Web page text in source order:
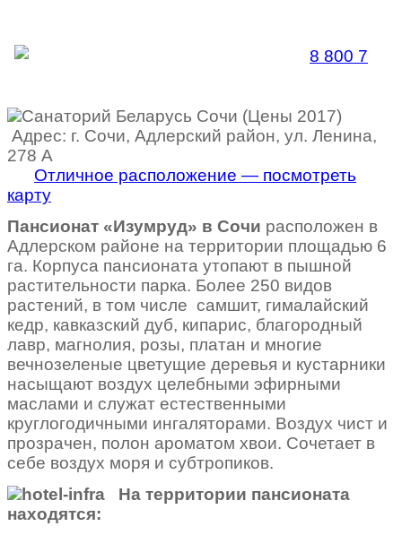
8 800 7
Адрес: г. Сочи, Адлерский район, ул. Ленина,
278 А
Отличное расположение — посмотреть
карту
Пансионат «Изумруд» в Сочи расположен в
Адлерском районе на территории площадью 6
га. Корпуса пансионата утопают в пышной
растительности парка. Более 250 видов
растений, в том числе самшит, гималайский
кедр, кавказский дуб, кипарис, благородный
лавр, магнолия, розы, платан и многие
вечнозеленые цветущие деревья и кустарники
насыщают воздух целебными эфирными
маслами и служат естественными
круглогодичными ингаляторами. Воздух чист и
прозрачен, полон ароматом хвои. Сочетает в
себе воздух моря и субтропиков.
На территории пансионата
находятся: